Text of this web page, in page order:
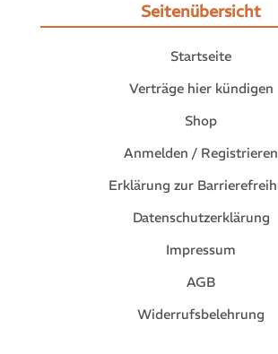
Seitenübersicht
Startseite
Verträge hier kündigen
Shop
Anmelden / Registrieren
Erklärung zur
Datenschutzerklärung
Impressum
AGB
Widerrufsbelehrung